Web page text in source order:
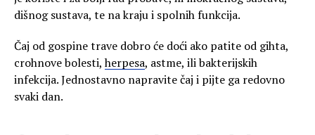
dišnog sustava, te na kraju i spolnih funkcija.
Čaj od gospine trave dobro će doći ako patite od gihta,
crohnove bolesti,herpesa, astme, ili bakterijskih
infekcija. Jednostavno napravite čaj i pijte ga redovno
svaki dan.